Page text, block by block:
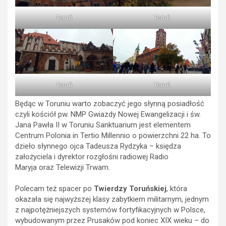
Toruń Toruń
Toruń Toruń
Będąc w Toruniu warto zobaczyć jego słynną posiadłość
czyli kościół pw. NMP Gwiazdy Nowej Ewangelizacji i św.
Jana Pawła II w Toruniu Sanktuarium jest elementem
Centrum Polonia in Tertio Millennio o powierzchni 22 ha. To
dzieło słynnego ojca Tadeusza Rydzyka – księdza
założyciela i dyrektor rozgłośni radiowej Radio
Maryja oraz Telewizji Trwam.
Polecam też spacer po Twierdzy Toruńskiej, która
okazała się najwyższej klasy zabytkiem militarnym, jednym
z najpotężniejszych systemów fortyfikacyjnych w Polsce,
wybudowanym przez Prusaków pod koniec XIX wieku – do